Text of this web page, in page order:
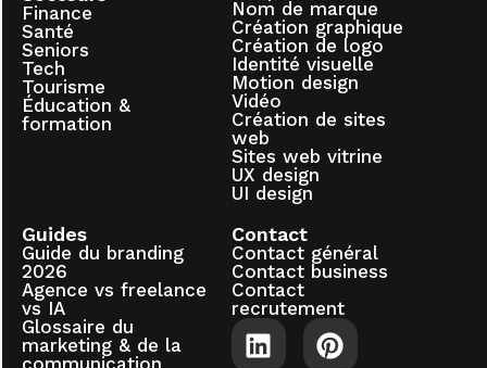
Finance
Santé
Seniors
Tech
Tourisme
Éducation &
formation
Nom de marque
Création graphique
Création de logo
Identité visuelle
Motion design
Vidéo
Création de sites
web
Sites web vitrine
UX design
UI design
Guides
Guide du branding
2026
Agence vs freelance
vs IA
Glossaire du
marketing & de la
Contact
Contact général
Contact business
Contact
recrutement